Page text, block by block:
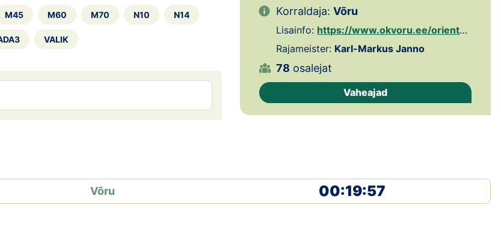
Noored
Kontakt
EOL
Kalender
M45 M60 M70 N10 N14
VALIK
Korraldaja:Võru
Lisainfo: https://www.okvoru.ee/orienteerumispaevakud/
Rajameister: Karl-Markus Janno
78 osalejat
Vaheajad
Võru 00:19:57